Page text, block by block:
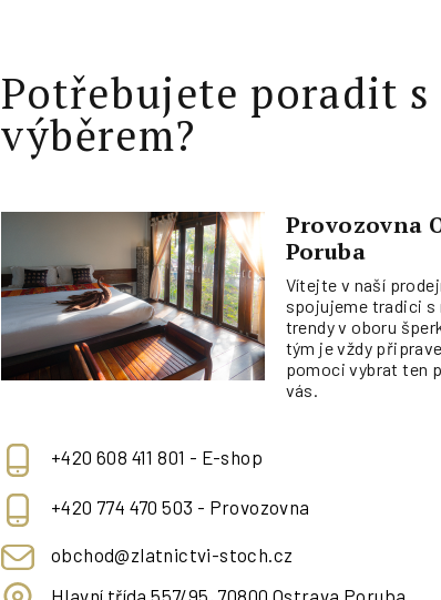
Potřebujete poradit s
výběrem?
Provozovna
Poruba
Vítejte v naší
spojujeme tradici s
trendy v oboru
tým je vždy
pomoci vybrat ten
vás.
+420 608 411 801 - E-shop
+420 774 470 503 - Provozovna
obchod@zlatnictvi-stoch.cz